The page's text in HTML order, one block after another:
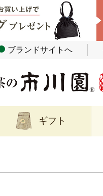
ブランドサイトへ
ギフト